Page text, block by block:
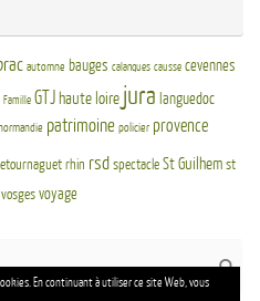
automne bauges calanques causse cevennes
Famille GTJ haute loire jura languedoc
patrimoine policier provence
rhin rsd spectacle St Guilhem st
vosges voyage
En continuant à utiliser ce site Web, vous